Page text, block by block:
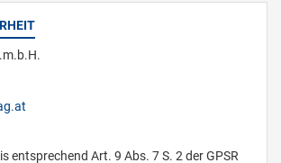
entsprechend Art. 9 Abs. 7 S. 2 der GPSR